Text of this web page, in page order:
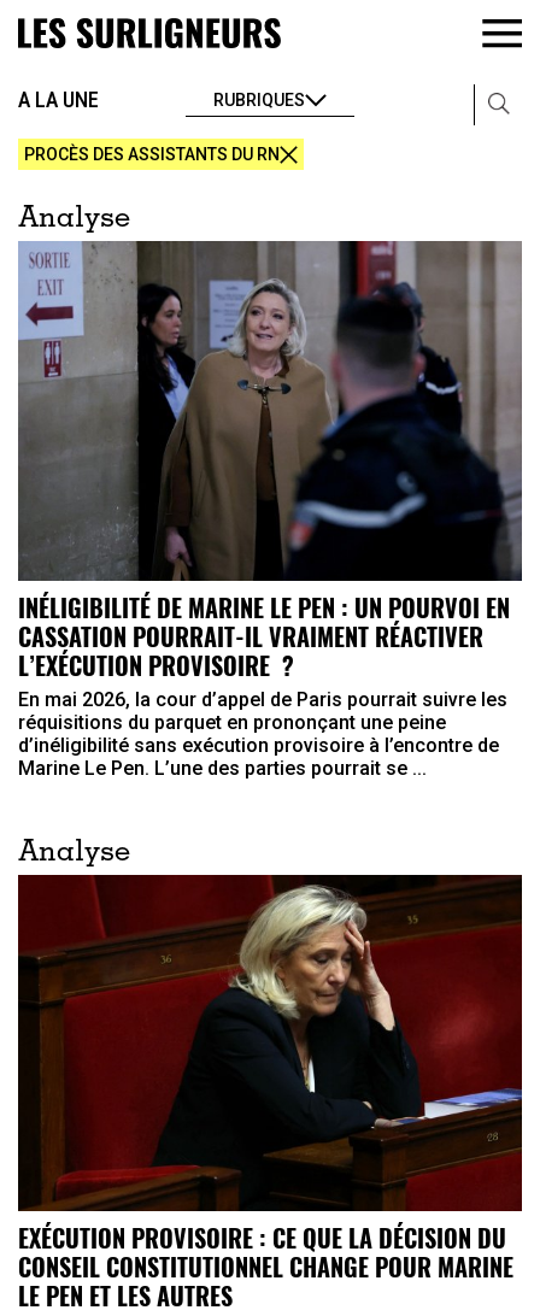
A LA UNE RUBRIQUES
PROCÈS DES ASSISTANTS DU RN
Analyse
INÉLIGIBILITÉ DE MARINE LE PEN : UN POURVOI EN
CASSATION POURRAIT-IL VRAIMENT RÉACTIVER
L’EXÉCUTION PROVISOIRE ?
En mai 2026, la cour d’appel de Paris pourrait suivre les
réquisitions du parquet en prononçant une peine
d’inéligibilité sans exécution provisoire à l’encontre de
Marine Le Pen. L’une des parties pourrait se ...
Analyse
EXÉCUTION PROVISOIRE : CE QUE LA DÉCISION DU
CONSEIL CONSTITUTIONNEL CHANGE POUR MARINE
LE PEN ET LES AUTRES